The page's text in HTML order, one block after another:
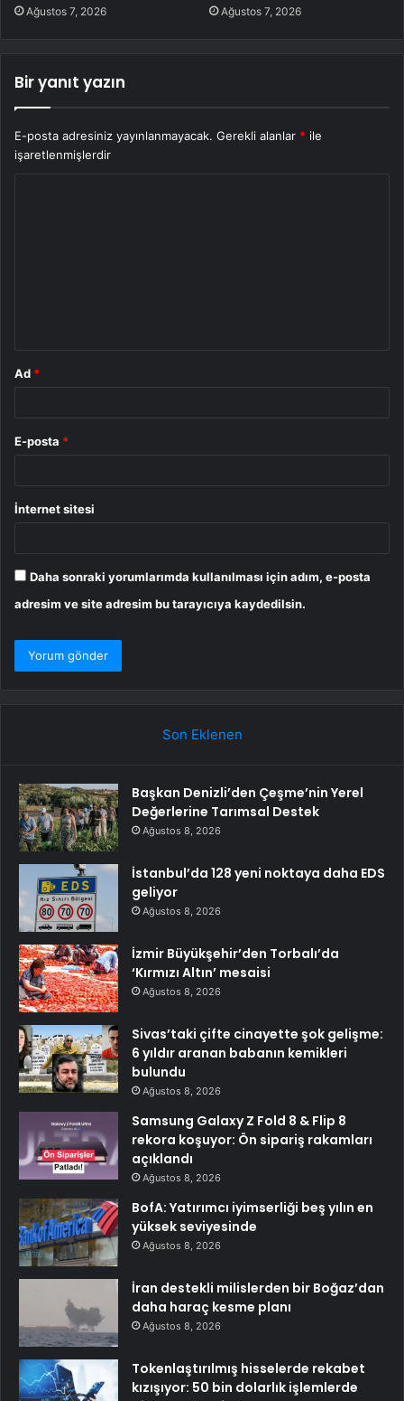
Ağustos 7, 2026 Ağustos 7, 2026
Bir yanıt yazın
E-posta adresiniz yayınlanmayacak. Gerekli alanlar * ile
işaretlenmişlerdir
Ad *
E-posta *
İnternet sitesi
Daha sonraki yorumlarımda kullanılması için adım, e-posta
adresim ve site adresim bu tarayıcıya kaydedilsin.
Son Eklenen
Başkan Denizli’den Çeşme’nin Yerel
Değerlerine Tarımsal Destek
Ağustos 8, 2026
İstanbul’da 128 yeni noktaya daha EDS
geliyor
Ağustos 8, 2026
İzmir Büyükşehir’den Torbalı’da
‘Kırmızı Altın’ mesaisi
Ağustos 8, 2026
Sivas’taki çifte cinayette şok gelişme:
6 yıldır aranan babanın kemikleri
bulundu
Ağustos 8, 2026
Samsung Galaxy Z Fold 8 & Flip 8
rekora koşuyor: Ön sipariş rakamları
açıklandı
Ağustos 8, 2026
BofA: Yatırımcı iyimserliği beş yılın en
yüksek seviyesinde
Ağustos 8, 2026
İran destekli milislerden bir Boğaz’dan
daha haraç kesme planı
Ağustos 8, 2026
Tokenlaştırılmış hisselerde rekabet
kızışıyor: 50 bin dolarlık işlemlerde